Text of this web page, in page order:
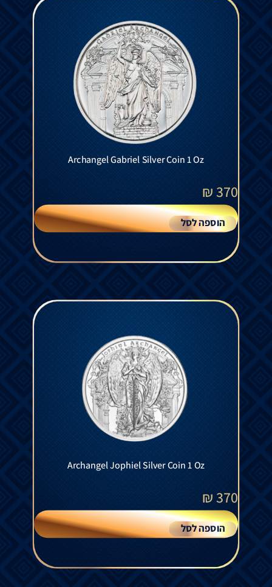
Archangel Gabriel Silver Coin 1 Oz
370
₪
הוספה לסל
Archangel Jophiel Silver Coin 1 Oz
370
₪
הוספה לסל